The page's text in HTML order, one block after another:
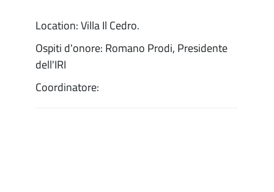
Location: Villa Il Cedro.
Ospiti d'onore: Romano Prodi, Presidente
dell'IRI
Coordinatore: